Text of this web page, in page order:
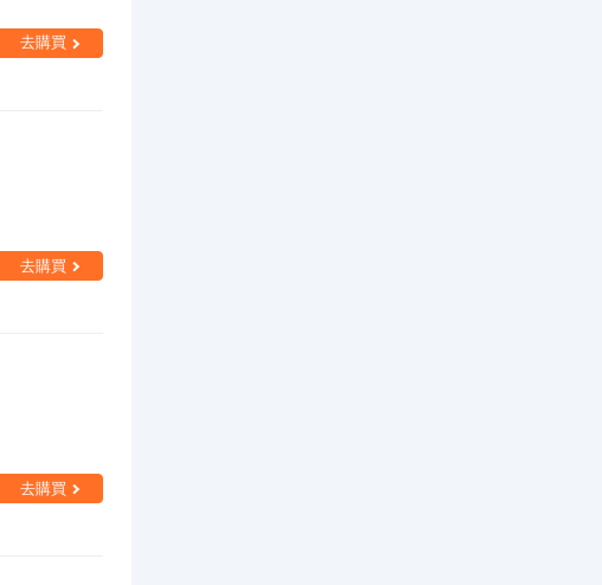
去購買
去購買
去購買